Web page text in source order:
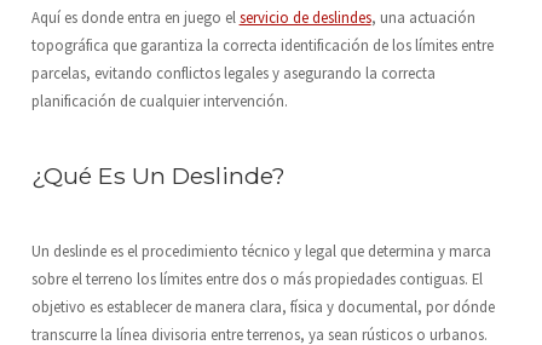
Aquí es donde entra en juego el servicio de deslindes, una actuación
topográfica que garantiza la correcta identificación de los límites entre
parcelas, evitando conflictos legales y asegurando la correcta
planificación de cualquier intervención.
¿Qué Es Un Deslinde?
Un deslinde es el procedimiento técnico y legal que determina y marca
sobre el terreno los límites entre dos o más propiedades contiguas. El
objetivo es establecer de manera clara, física y documental, por dónde
transcurre la línea divisoria entre terrenos, ya sean rústicos o urbanos.